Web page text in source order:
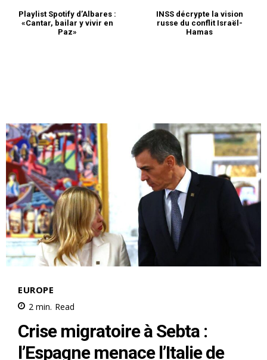
À propos
Nous contacter
Related
Les États-Unis auront
désormais un ambassadeur
dédié aux accords
d’Abraham
14 June 2023
In "Abraham Accords"
C’est officiel, Dan Shapiro
nommé Conseiller de Biden
pour les accords d’Abraham
29 June 2023
In "Abraham Accords"
C’est officiel, Dan Shapiro
nommé Conseiller de Biden
pour les accords d’Abraham
29 June 2023
In "Abraham Accords"
Playlist Spotify d’Albares :
«Cantar, bailar y vivir en
Paz»
INSS décrypte la vision
russe du conflit Israël-
Hamas